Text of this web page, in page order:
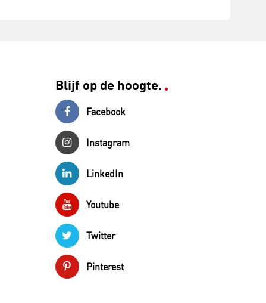
Blijf op de hoogte.
Facebook
Instagram
LinkedIn
Youtube
Twitter
Pinterest